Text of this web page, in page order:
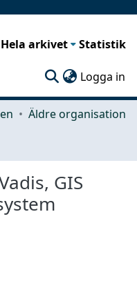
Hela arkivet Statistik
Logga in
Äldre organisation
GIS